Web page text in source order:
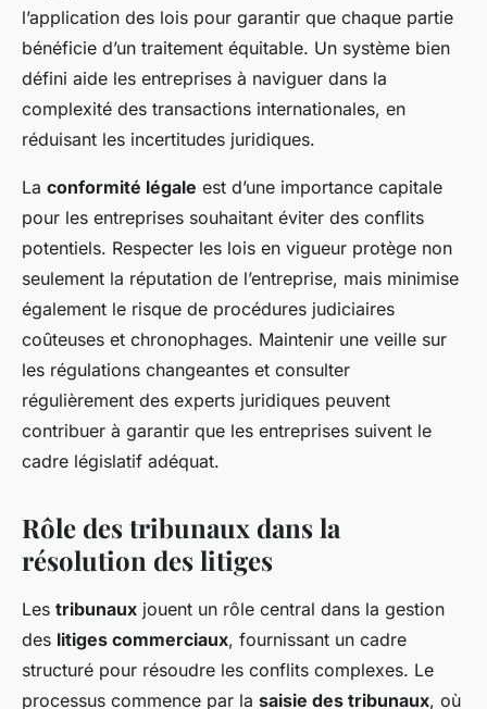
l’application des lois pour garantir que chaque partie
bénéficie d’un traitement équitable. Un système bien
défini aide les entreprises à naviguer dans la
complexité des transactions internationales, en
réduisant les incertitudes juridiques.
La conformité légale est d’une importance capitale
pour les entreprises souhaitant éviter des conflits
potentiels. Respecter les lois en vigueur protège non
seulement la réputation de l’entreprise, mais minimise
également le risque de procédures judiciaires
coûteuses et chronophages. Maintenir une veille sur
les régulations changeantes et consulter
régulièrement des experts juridiques peuvent
contribuer à garantir que les entreprises suivent le
cadre législatif adéquat.
Rôle des tribunaux dans la
résolution des litiges
Les tribunaux jouent un rôle central dans la gestion
des litiges commerciaux, fournissant un cadre
structuré pour résoudre les conflits complexes. Le
processus commence par la saisie des tribunaux, où